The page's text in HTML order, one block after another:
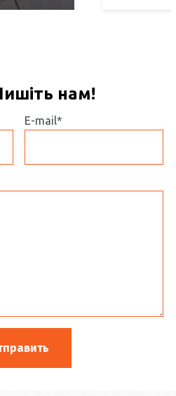
нам!
E-mail*